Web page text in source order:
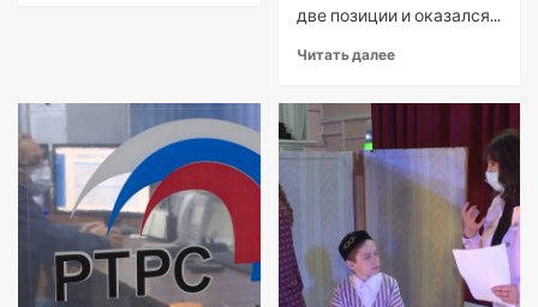
две позиции и оказался...
Читать далее